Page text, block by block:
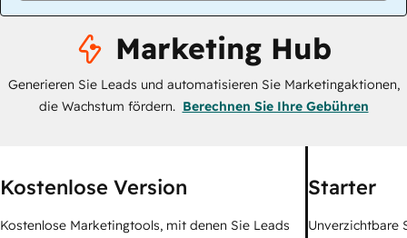
Marketing Hub
Generieren Sie Leads und automatisieren Sie Marketingaktionen,
die Wachstum fördern. Berechnen Sie Ihre Gebühren
Kostenlose Version
Kostenlose Marketingtools, mit denen Sie Leads
Starter
Unverzichtbare